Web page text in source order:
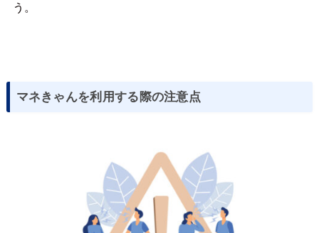
う。
マネきゃんを利用する際の注意点